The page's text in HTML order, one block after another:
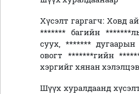
Хүсэлт гаргагч: Ховд
******* багийн
суух, *******
овогт *******гийн
хэргийг хянан
Шүүх хуралдаанд